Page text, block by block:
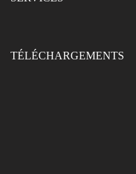
TÉLÉCHARGEMENTS